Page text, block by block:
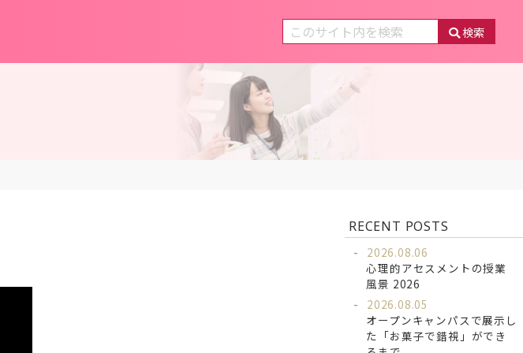
検索
RECENT POSTS
2026.08.06
心理的アセスメントの授業
風景 2026
2026.08.05
オープンキャンパスで展示し
た「お菓子で錯視」ができ